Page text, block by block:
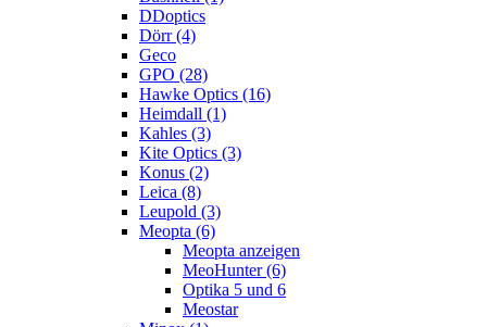
DDoptics
Dörr (4)
Geco
GPO (28)
Hawke Optics (16)
Heimdall (1)
Kahles (3)
Kite Optics (3)
Konus (2)
Leica (8)
Leupold (3)
Meopta (6)
Meopta anzeigen
MeoHunter (6)
Optika 5 und 6
Meostar